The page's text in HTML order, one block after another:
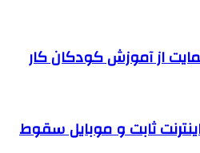
از آموزش کودکان کار
ثابت و موبایل سقوط